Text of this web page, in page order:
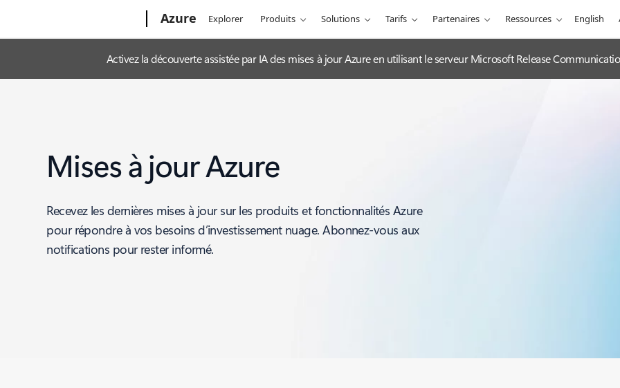
Azure Explorer Produits Solutions Tarifs Partenaires Ressources English
Activez la découverte assistée par IA des mises à jour Azure en utilisant le serveur Microsoft Release
Mises à jour Azure
Recevez les dernières mises à jour sur les produits et fonctionnalités Azure
pour répondre à vos besoins d’investissement nuage. Abonnez-vous aux
notifications pour rester informé.